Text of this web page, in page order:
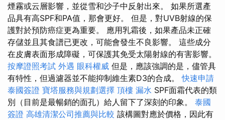
煙霧或云層影響，並從雪和沙子中反射出來。 如果所選產
品具有高SPF和PA值，那會更好。 但是，對UVB射線的保
護對於預防癌症更為重要。 應用乳霜後，如果產品未正確
存儲並且其食譜已更改，可能會發生不良影響。 這些成分
在皮膚表面形成障礙，可保護其免受太陽射線的有害影響。
按摩證照考試 外遇 眼科權威 但是，應該強調的是，儘管具
有特性，但過濾器並不能抑制維生素D3的合成。快速申請
泰國簽證 寶塔服務與規劃選擇 頂樓 漏水 SPF面霜代表的類
別（目前是最暢銷的面孔）給人留下了深刻的印象。 泰國
簽證 高雄清潔公司推薦與比較 該構圖對應於價格，因此有